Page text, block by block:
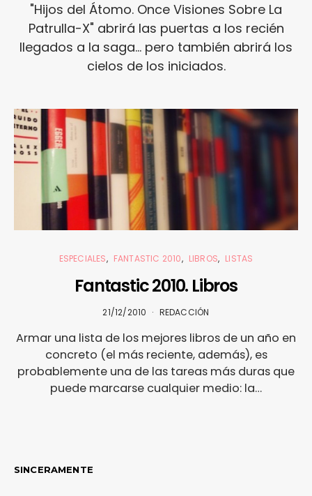
"Hijos del Átomo. Once Visiones Sobre La
Patrulla-X" abrirá las puertas a los recién
llegados a la saga... pero también abrirá los
cielos de los iniciados.
ESPECIALES FANTASTIC 2010 LIBROS LISTAS
Fantastic 2010. Libros
21/12/2010 REDACCIÓN
Armar una lista de los mejores libros de un año en
concreto (el más reciente, además), es
probablemente una de las tareas más duras que
puede marcarse cualquier medio: la…
SINCERAMENTE